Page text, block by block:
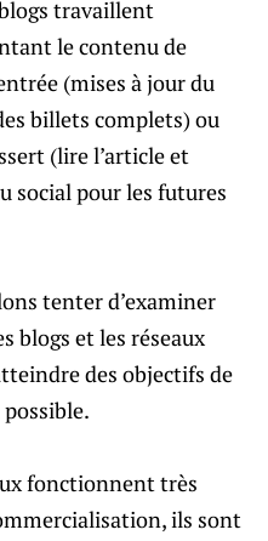
travaillent
le contenu de
(mises à jour du
billets complets) ou
(lire l’article et
social pour les futures
tenter d’examiner
blogs et les réseaux
des objectifs de
fonctionnent très
ils sont